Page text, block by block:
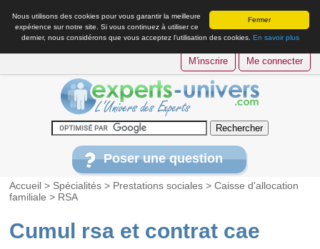
Fermer
Nous utilisons des cookies pour vous garantir la meilleure
expérience sur notre site. Si vous continuez à utiliser ce
dernier, nous considérons que vous acceptez l’utilisation des cookies. En savoir plus
M'inscrire Me connecter
Poser une question
Accueil > Spécialités > Prestations sociales >Caisse d'allocation
familiale > RSA
Cumul rsa et contrat cae